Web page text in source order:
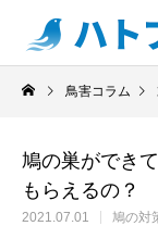
鳥害コラム
鳩の巣ができ
もらえるの？
2021.07.01 鳩の対